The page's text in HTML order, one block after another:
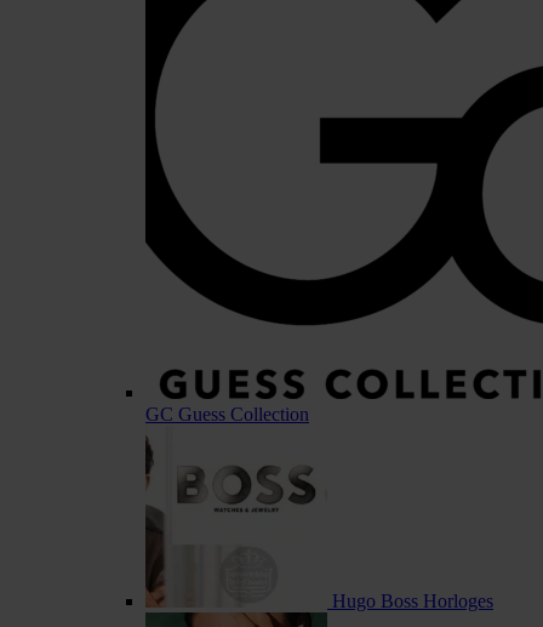
GC Guess Collection
Hugo Boss Horloges